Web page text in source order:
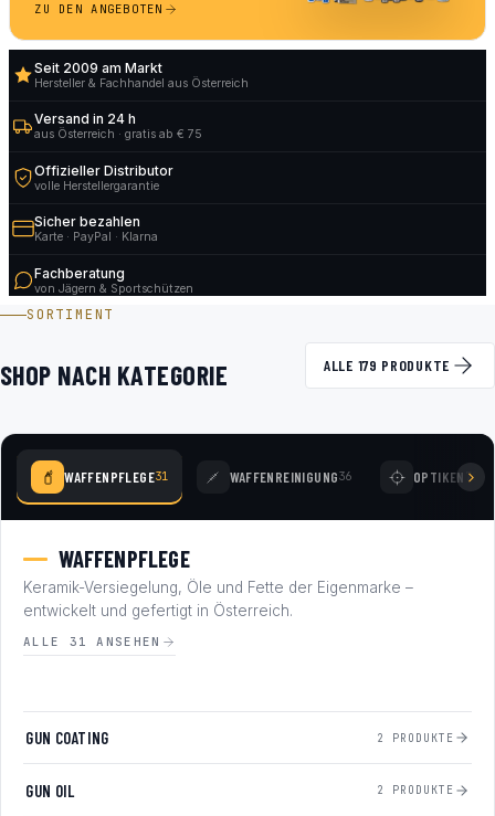
ZU DEN ANGEBOTEN
Seit 2009 am Markt
Hersteller & Fachhandel aus Österreich
Versand in 24 h
aus Österreich · gratis ab € 75
Offizieller Distributor
volle Herstellergarantie
Sicher bezahlen
Karte · PayPal · Klarna
Fachberatung
von Jägern & Sportschützen
SORTIMENT
SHOP NACH KATEGORIE ALLE 179 PRODUKTE
WAFFENPFLEGE31 WAFFENREINIGUNG36 OPTIKEN 78
WAFFENPFLEGE
Keramik-Versiegelung, Öle und Fette der Eigenmarke –
entwickelt und gefertigt in Österreich.
ALLE 31 ANSEHEN
GUN COATING 2 PRODUKTE
GUN OIL 2 PRODUKTE